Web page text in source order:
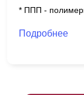
* ППП -
Подробнее